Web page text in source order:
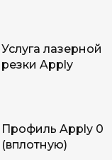
Услуга лазерной
резки Apply
Профиль Apply 0
(вплотную)